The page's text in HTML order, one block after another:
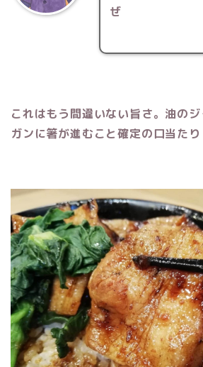
ぜ
これはもう間違いない旨さ。油の
ガンに箸が進むこと確定の口当たり